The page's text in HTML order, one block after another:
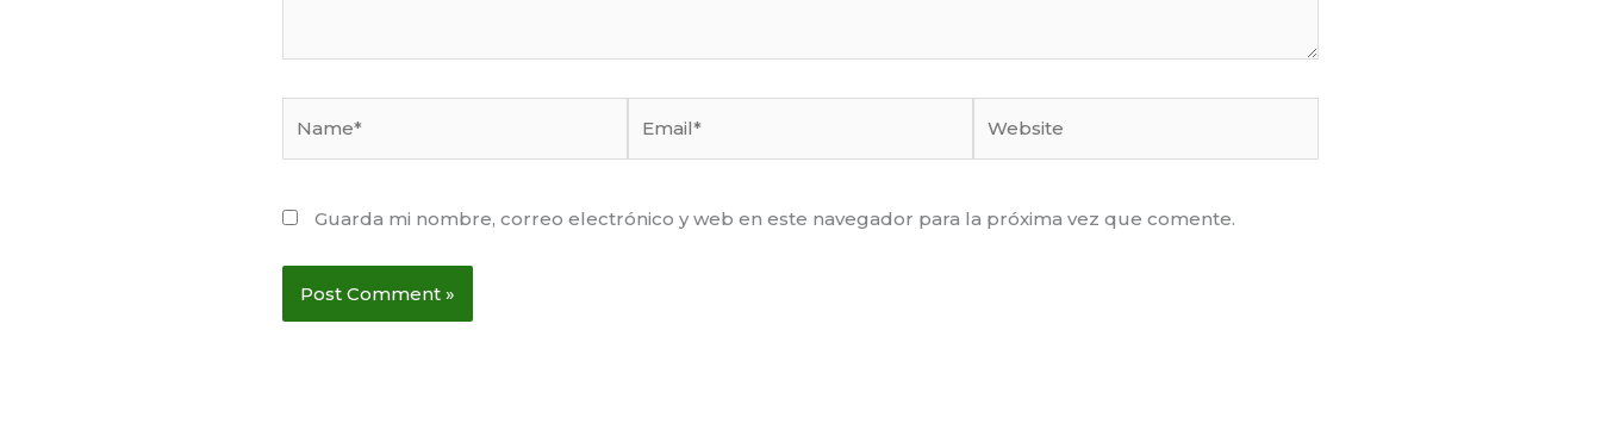
Guarda mi nombre, correo electrónico y web en este navegador para la próxima vez que comente.